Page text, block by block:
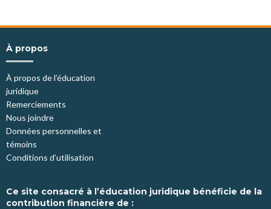
À propos
À propos de l’éducation
juridique
Remerciements
Nous joindre
Données personnelles et
témoins
Conditions d’utilisation
Ce site consacré à l’éducation juridique bénéficie de la
contribution financière de :